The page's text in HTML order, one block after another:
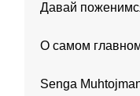
Давай
О самом
Senga